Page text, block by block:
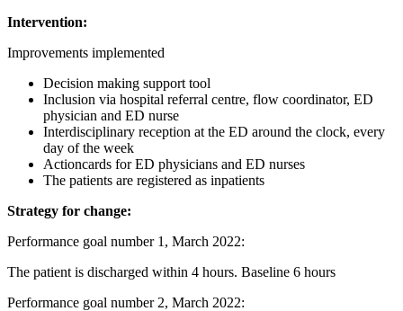
Intervention:
Improvements implemented
Decision making support tool
Inclusion via hospital referral centre, flow coordinator, ED
physician and ED nurse
Interdisciplinary reception at the ED around the clock, every
day of the week
Actioncards for ED physicians and ED nurses
The patients are registered as inpatients
Strategy for change:
Performance goal number 1, March 2022:
The patient is discharged within 4 hours. Baseline 6 hours
Performance goal number 2, March 2022: